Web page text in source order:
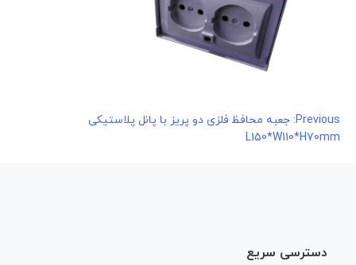
راهبری
Previous: جعبه محافظ فلزی دو پریز با پانل پلاستیکی
L150*W110*H70mm
دسترسی سریع